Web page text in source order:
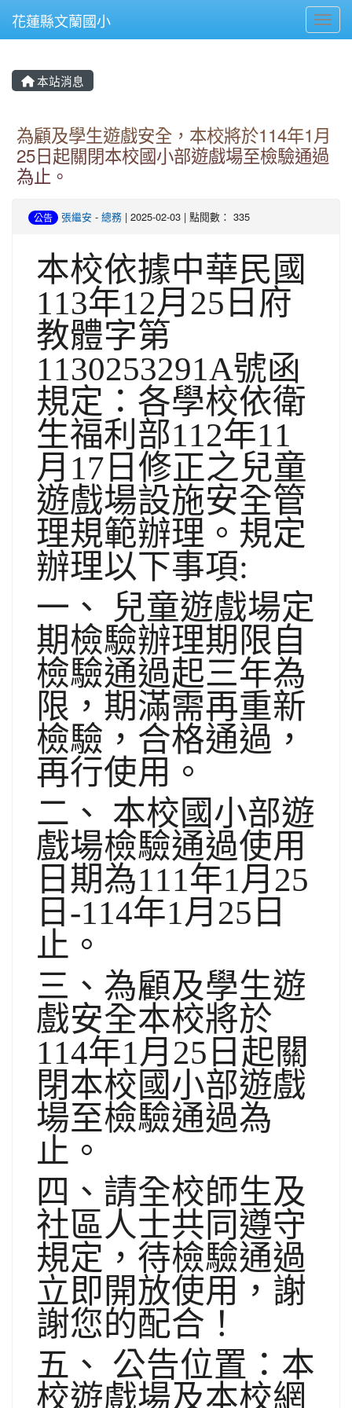
花蓮縣文蘭國小
本站消息
為顧及學生遊戲安全，本校將於114年1月
25日起關閉本校國小部遊戲場至檢驗通過
為止。
公告 張繼安 - 總務 | 2025-02-03 | 點閱數： 335
本校依據中華民國
113年12月25日府
教體字第
1130253291A號函
規定：各學校依衛
生福利部112年11
月17日修正之兒童
遊戲場設施安全管
理規範辦理。規定
辦理以下事項:
一、 兒童遊戲場定
期檢驗辦理期限自
檢驗通過起三年為
限，期滿需再重新
檢驗，合格通過，
再行使用。
二、 本校國小部遊
戲場檢驗通過使用
日期為111年1月25
日-114年1月25日
止。
三、為顧及學生遊
戲安全本校將於
114年1月25日起關
閉本校國小部遊戲
場至檢驗通過為
止。
四、請全校師生及
社區人士共同遵守
規定，待檢驗通過
立即開放使用，謝
謝您的配合！
五、 公告位置：本
校遊戲場及本校網